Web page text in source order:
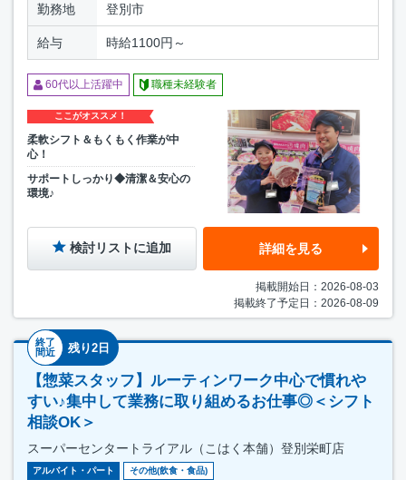
勤務地 登別市
給与 時給1100円～
60代以上活躍中 職種未経験者
ここがオススメ！
柔軟シフト＆もくもく作業が中
心！
サポートしっかり◆清潔＆安心の
環境♪
検討リストに追加 詳細を見る
掲載開始日：2026-08-03
掲載終了予定日：2026-08-09
終了
間近
残り2日
【惣菜スタッフ】ルーティンワーク中心で慣れや
すい♪集中して業務に取り組めるお仕事◎＜シフト
相談OK＞
スーパーセンタートライアル（こはく本舗）登別栄町店
アルバイト・パート その他(飲食・食品)